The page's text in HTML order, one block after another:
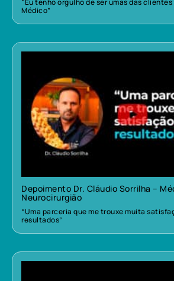
“Eu tenho orgulho de ser umas das
Médico”
Depoimento Dr. Cláudio Sorrilha –
Neurocirurgião
“Uma parceria que me trouxe muita
resultados”